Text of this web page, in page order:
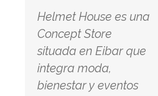
Helmet House es una
Concept Store
situada en Eibar que
integra moda,
bienestar y eventos